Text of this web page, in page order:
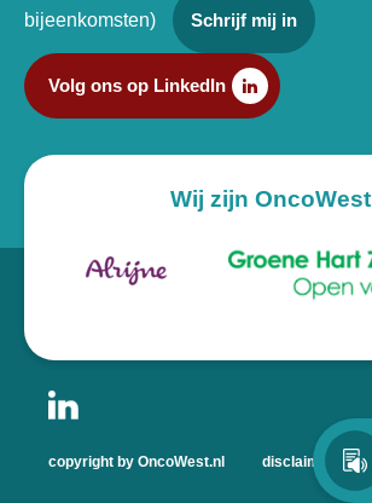
bijeenkomsten) Schrijf mij in
Volg ons op LinkedIn
Wij zijn OncoWest
copyright by OncoWest.nl disclaimer